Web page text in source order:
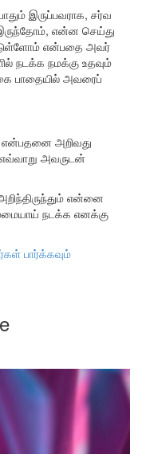
இருப்பவராக, சர்வ
என்ன செய்து
என்பதை அவர்
நடக்க நமக்கு உதவும்
பாதையில் அவரைப்
அறிவது
அவருடன்
என்னை
நடக்க எனக்கு
பார்க்கவும்